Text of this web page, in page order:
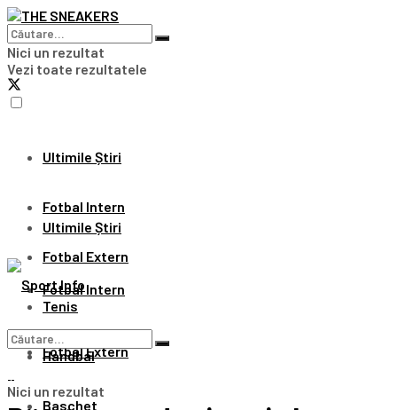
Nici un rezultat
Vezi toate rezultatele
Ultimile Știri
Fotbal Intern
Fotbal Extern
Tenis
Handbal
Baschet
Ultimile Știri
Fotbal Intern
Fotbal Extern
Nici un rezultat